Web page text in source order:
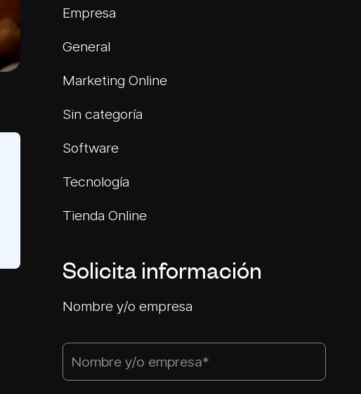
Empresa
General
Marketing Online
Sin categoría
Software
Tecnología
Tienda Online
Solicita información
Nombre y/o empresa